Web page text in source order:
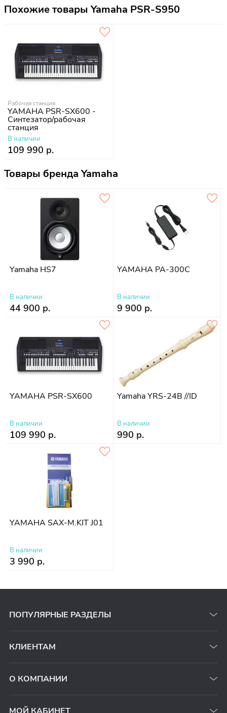
Похожие товары Yamaha PSR-S950
Рабочая станция
YAMAHA PSR-SX600 -
Синтезатор/рабочая
станция
В наличии
109 990 р.
Товары бренда Yamaha
Yamaha HS7
В наличии
44 900 р.
YAMAHA PA-300C
В наличии
9 900 р.
YAMAHA PSR-SX600
В наличии
109 990 р.
Yamaha YRS-24B //ID
В наличии
990 р.
YAMAHA SAX-M.KIT J01
В наличии
3 990 р.
ПОПУЛЯРНЫЕ РАЗДЕЛЫ
КЛИЕНТАМ
О КОМПАНИИ